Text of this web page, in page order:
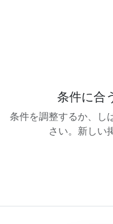
条件に合
条件を調整するか、し
さい。新しい